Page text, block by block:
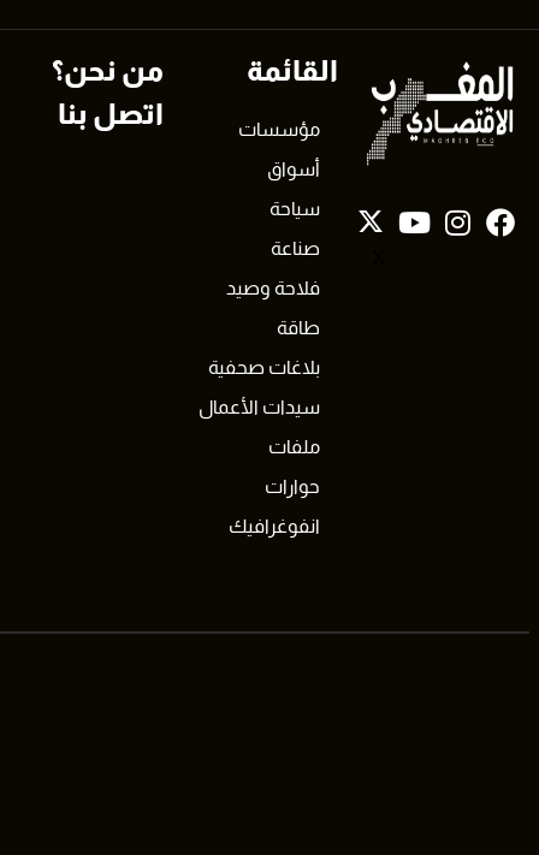
القائمة
مؤسسات
أسواق
سياحة
صناعة
فلاحة وصيد
طاقة
بلاغات صحفية
سيدات الأعمال
ملفات
حوارات
انفوغرافيك
من نحن؟
اتصل بنا